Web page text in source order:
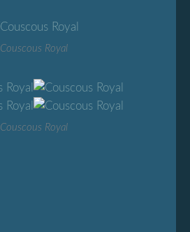
Couscous Royal
Couscous Royal